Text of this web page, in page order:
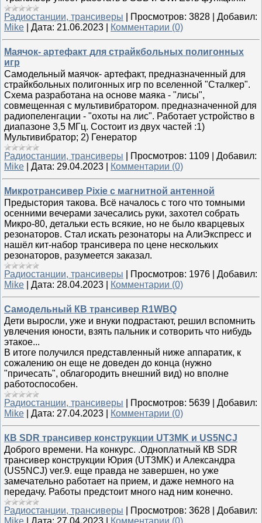
Радиостанции, трансиверы
Просмотров: 3828
Добавил:
Mike
Дата: 21.06.2023 Комментарии (0)
Маячок- артефакт для страйкбольных полигонных
игр
Самодельный маячок- артефакт, предназначенный для
страйкбольных полигонных игр по вселенной "Сталкер".
Схема разработана на основе маяка - "лисы",
cовмещенная с мультивибратором. предназначенной для
радиопеленгации - "охоты на лис". Работает устройство в
диапазоне 3,5 МГц. Состоит из двух частей :1)
Мультивибратор; 2) Генератор
Радиостанции, трансиверы
Просмотров: 1109
Добавил:
Mike
Дата: 29.04.2023 Комментарии (0)
Микротрансивер Pixie с магнитной антенной
Предыстория такова. Всё началось с того что томными
осенними вечерами зачесались руки, захотел собрать
Микро-80, детальки есть всякие, но не было кварцевых
резонаторов. Стал искать резонаторы на АлиЭкспресс и
нашёл кит-набор трансивера по цене нескольких
резонаторов, разумеется заказал.
Радиостанции, трансиверы
Просмотров: 1976
Добавил:
Mike
Дата: 28.04.2023 Комментарии (0)
Самодельный КВ трансивер R1WBQ
Дети выросли, уже и внуки подрастают, решил вспомнить
увлечения юности, взять пальник и сотворить что нибудь
этакое...
В итоге получился представленный ниже аппаратик, к
сожалению он еще не доведен до конца (нужно
"причесать", облагородить внешний вид) но вполне
работоспособен.
Радиостанции, трансиверы
Просмотров: 5639
Добавил:
Mike
Дата: 27.04.2023 Комментарии (0)
КВ SDR трансивер конструкции UT3MK и US5NCJ
Доброго времени. На конкурс. .Одноплатный КВ SDR
трансивер конструкции Юрия (UT3MK) и Александра
(US5NCJ) ver.9. еще правда не завершен, но уже
замечательно работает на прием, и даже немного на
передачу. Работы предстоит много над ним конечно.
Радиостанции, трансиверы
Просмотров: 3628
Добавил:
Mike
Дата: 27.04.2023 Комментарии (0)